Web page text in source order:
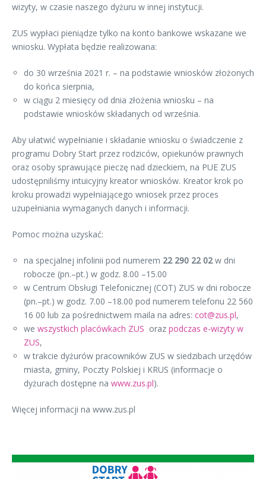
wizyty, w czasie naszego dyżuru w innej instytucji.
ZUS wypłaci pieniądze tylko na konto bankowe wskazane we
wniosku. Wypłata będzie realizowana:
do 30 września 2021 r. – na podstawie wniosków złożonych
do końca sierpnia,
w ciągu 2 miesięcy od dnia złożenia wniosku – na
podstawie wniosków składanych od września.
Aby ułatwić wypełnianie i składanie wniosku o świadczenie z
programu Dobry Start przez rodziców, opiekunów prawnych
oraz osoby sprawujące pieczę nad dzieckiem, na PUE ZUS
udostępniliśmy intuicyjny kreator wniosków. Kreator krok po
kroku prowadzi wypełniającego wniosek przez proces
uzupełniania wymaganych danych i informacji.
Pomoc można uzyskać:
na specjalnej infolinii pod numerem 22 290 22 02w dni
robocze (pn.–pt.) w godz. 8.00 –15.00
w Centrum Obsługi Telefonicznej (COT) ZUS w dni robocze
(pn.–pt.) w godz. 7.00 –18.00 pod numerem telefonu 22 560
16 00 lub za pośrednictwem maila na adres: cot@zus.pl,
we wszystkich placówkach ZUS oraz podczas e-wizyty w
ZUS,
w trakcie dyżurów pracowników ZUS w siedzibach urzędów
miasta, gminy, Poczty Polskiej i KRUS (informacje o
dyżurach dostępne na www.zus.pl).
Więcej informacji na www.zus.pl